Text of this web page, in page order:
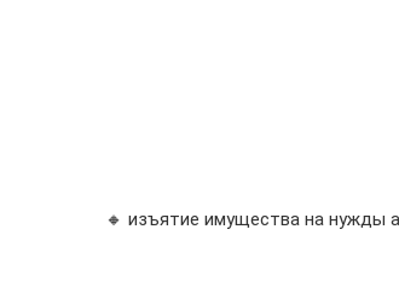
🔸 изъятие имущества на нужды